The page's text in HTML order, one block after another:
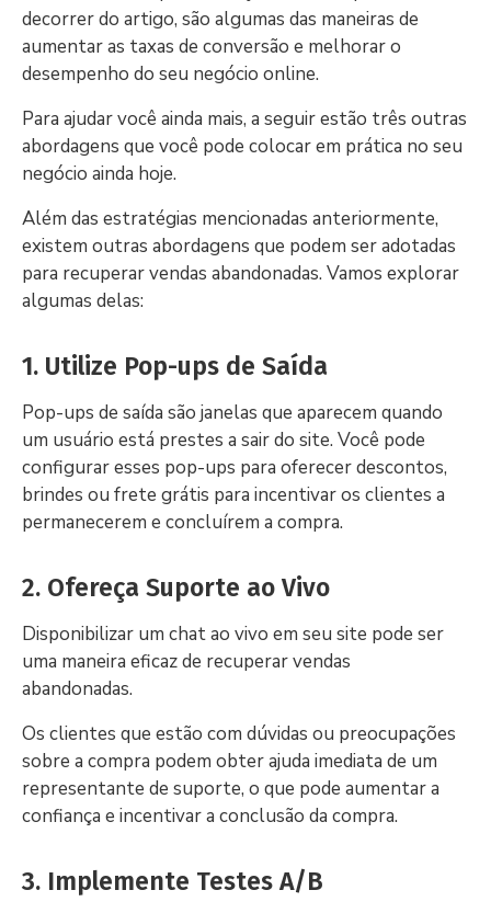
decorrer do artigo, são algumas das maneiras de
aumentar as taxas de conversão e melhorar o
desempenho do seu negócio online.
Para ajudar você ainda mais, a seguir estão três outras
abordagens que você pode colocar em prática no seu
negócio ainda hoje.
Além das estratégias mencionadas anteriormente,
existem outras abordagens que podem ser adotadas
para recuperar vendas abandonadas. Vamos explorar
algumas delas:
1. Utilize Pop-ups de Saída
Pop-ups de saída são janelas que aparecem quando
um usuário está prestes a sair do site. Você pode
configurar esses pop-ups para oferecer descontos,
brindes ou frete grátis para incentivar os clientes a
permanecerem e concluírem a compra.
2. Ofereça Suporte ao Vivo
Disponibilizar um chat ao vivo em seu site pode ser
uma maneira eficaz de recuperar vendas
abandonadas.
Os clientes que estão com dúvidas ou preocupações
sobre a compra podem obter ajuda imediata de um
representante de suporte, o que pode aumentar a
confiança e incentivar a conclusão da compra.
3. Implemente Testes A/B